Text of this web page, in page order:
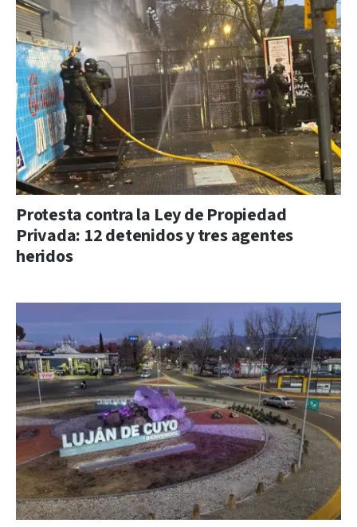
Protesta contra la Ley de Propiedad
Privada: 12 detenidos y tres agentes
heridos